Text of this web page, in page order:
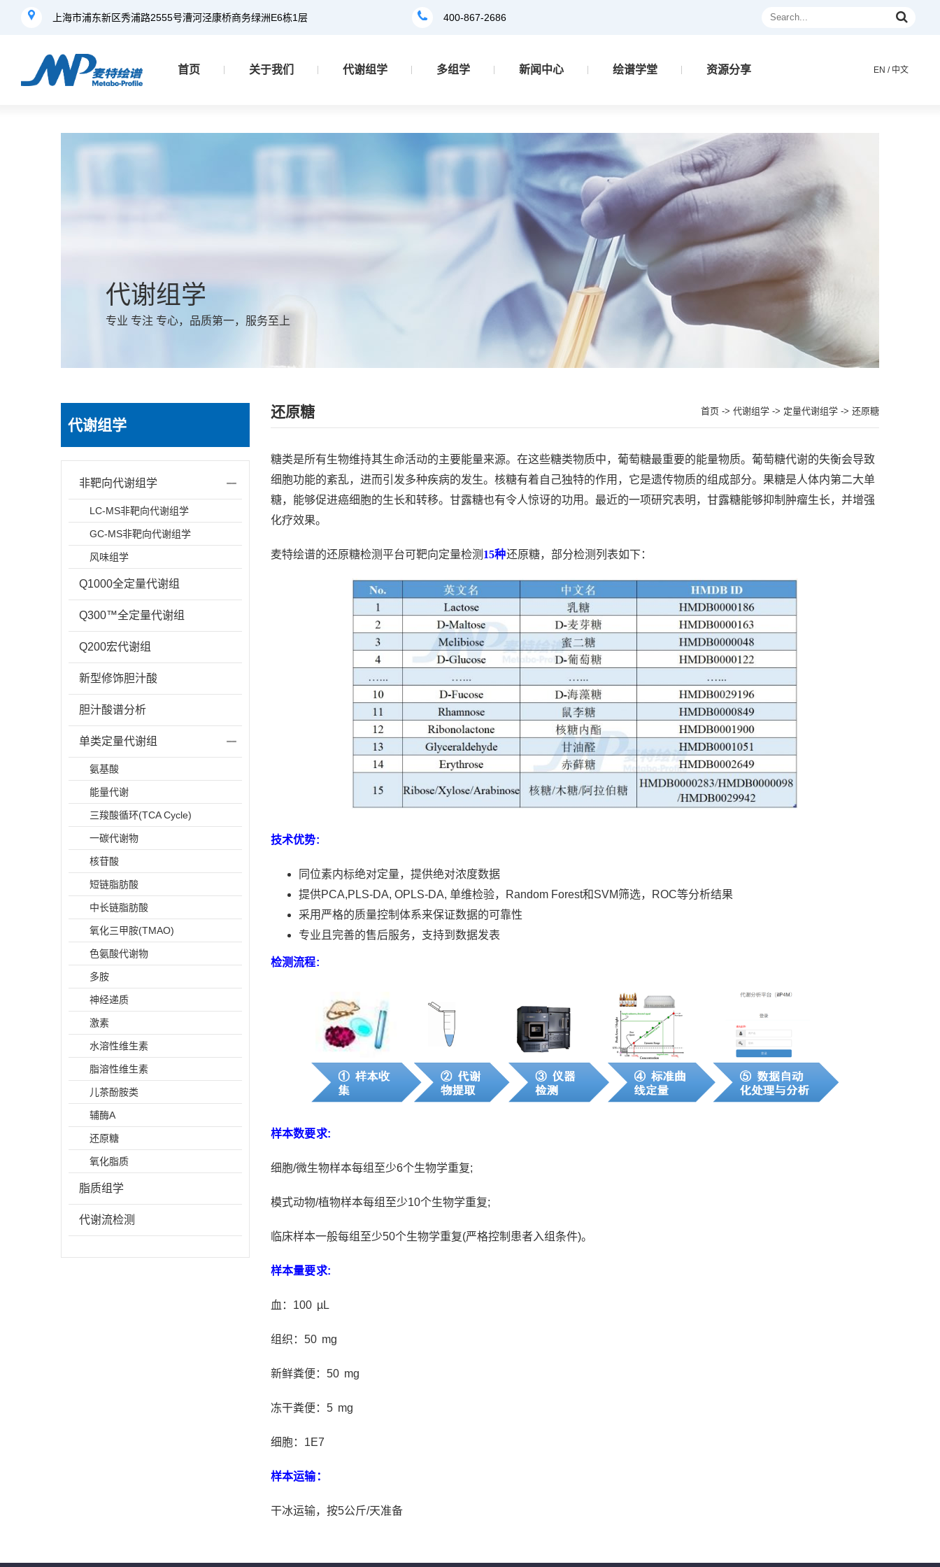
上海市浦东新区秀浦路2555号漕河泾康桥商务绿洲E6栋1层 400-867-2686
首页 关于我们 代谢组学 多组学 新闻中心 绘谱学堂 资源分享 EN / 中文
代谢组学
专业 专注 专心，品质第一，服务至上
代谢组学
非靶向代谢组学
LC-MS非靶向代谢组学
GC-MS非靶向代谢组学
风味组学
Q1000全定量代谢组
Q300™全定量代谢组
Q200宏代谢组
新型修饰胆汁酸
胆汁酸谱分析
单类定量代谢组
氨基酸
能量代谢
三羧酸循环(TCA Cycle)
一碳代谢物
核苷酸
短链脂肪酸
中长链脂肪酸
氧化三甲胺(TMAO)
色氨酸代谢物
多胺
神经递质
激素
水溶性维生素
脂溶性维生素
儿茶酚胺类
辅酶A
还原糖
氧化脂质
脂质组学
代谢流检测
还原糖 首页 -> 代谢组学 -> 定量代谢组学 -> 还原糖
糖类是所有生物维持其生命活动的主要能量来源。在这些糖类物质中，葡萄糖最重要的能量物质。葡萄糖代谢的失衡会导致
细胞功能的紊乱，进而引发多种疾病的发生。核糖有着自己独特的作用，它是遗传物质的组成部分。果糖是人体内第二大单
糖，能够促进癌细胞的生长和转移。甘露糖也有令人惊讶的功用。最近的一项研究表明，甘露糖能够抑制肿瘤生长，并增强
化疗效果。
麦特绘谱的还原糖检测平台可靶向定量检测 15种还原糖，部分检测列表如下：
技术优势:
同位素内标绝对定量，提供绝对浓度数据
提供PCA,PLS-DA, OPLS-DA, 单维检验，Random Forest和SVM筛选，ROC等分析结果
采用严格的质量控制体系来保证数据的可靠性
专业且完善的售后服务，支持到数据发表
检测流程:
样本数要求:
细胞/微生物样本每组至少6个生物学重复;
模式动物/植物样本每组至少10个生物学重复;
临床样本一般每组至少50个生物学重复(严格控制患者入组条件)。
样本量要求:
血：100 µL
组织：50 mg
新鲜粪便：50 mg
冻干粪便：5 mg
细胞：1E7
样本运输：
干冰运输，按5公斤/天准备